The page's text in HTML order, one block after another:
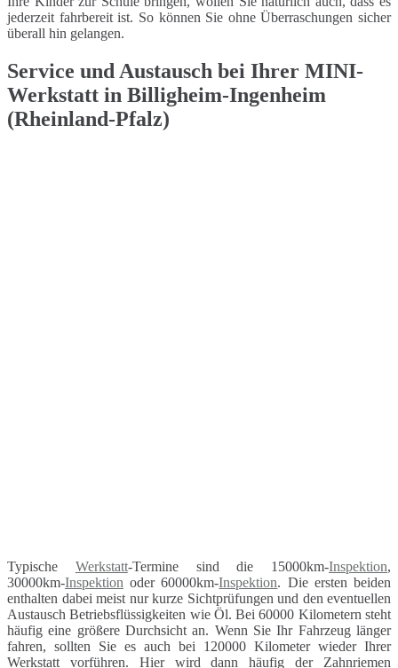
jederzeit fahrbereit ist. So können Sie ohne Überraschungen sicher
überall hin gelangen.
Service und Austausch bei Ihrer MINI-
Werkstatt in Billigheim-Ingenheim
(Rheinland-Pfalz)
Typische Werkstatt-Termine sind die 15000km-Inspektion,
30000km-Inspektion oder 60000km-Inspektion. Die ersten beiden
enthalten dabei meist nur kurze Sichtprüfungen und den eventuellen
Austausch Betriebsflüssigkeiten wie Öl. Bei 60000 Kilometern steht
häufig eine größere Durchsicht an. Wenn Sie Ihr Fahrzeug länger
fahren, sollten Sie es auch bei 120000 Kilometer wieder Ihrer
Werkstatt vorführen. Hier wird dann häufig der Zahnriemen